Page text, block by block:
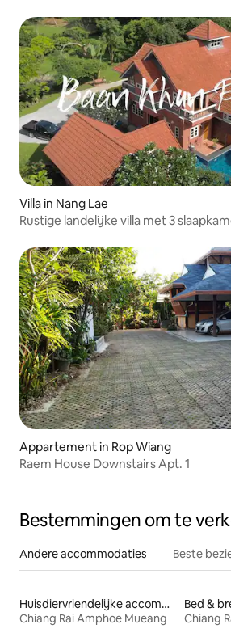
Villa in Nang Lae
Rustige landelijke villa met 3
Appartement in Rop Wiang
Raem House Downstairs Apt. 1
Bestemmingen om te
Andere accommodaties Beste
Huisdiervriendelijke accommodaties
Chiang Rai Amphoe Mueang
Bed &
Chiang